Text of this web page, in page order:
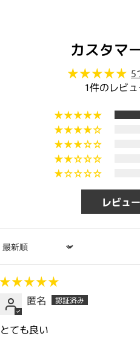
カスタマ
5
1件のレビ
レビュ
Sort by
匿名
とても良い